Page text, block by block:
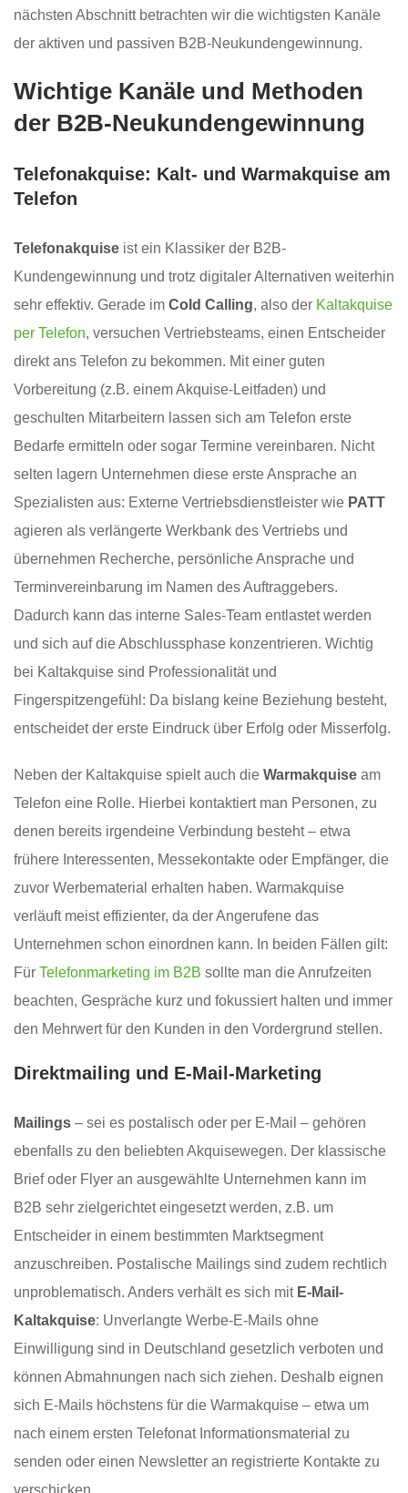
nächsten Abschnitt betrachten wir die wichtigsten Kanäle
der aktiven und passiven B2B-Neukundengewinnung.
Wichtige Kanäle und Methoden
der B2B-Neukundengewinnung
Telefonakquise: Kalt- und Warmakquise am
Telefon
Telefonakquise ist ein Klassiker der B2B-
Kundengewinnung und trotz digitaler Alternativen weiterhin
sehr effektiv. Gerade im Cold Calling, also der Kaltakquise
per Telefon, versuchen Vertriebsteams, einen Entscheider
direkt ans Telefon zu bekommen. Mit einer guten
Vorbereitung (z.B. einem Akquise-Leitfaden) und
geschulten Mitarbeitern lassen sich am Telefon erste
Bedarfe ermitteln oder sogar Termine vereinbaren. Nicht
selten lagern Unternehmen diese erste Ansprache an
Spezialisten aus: Externe Vertriebsdienstleister wie PATT
agieren als verlängerte Werkbank des Vertriebs und
übernehmen Recherche, persönliche Ansprache und
Terminvereinbarung im Namen des Auftraggebers.
Dadurch kann das interne Sales-Team entlastet werden
und sich auf die Abschlussphase konzentrieren. Wichtig
bei Kaltakquise sind Professionalität und
Fingerspitzengefühl: Da bislang keine Beziehung besteht,
entscheidet der erste Eindruck über Erfolg oder Misserfolg.
Neben der Kaltakquise spielt auch die Warmakquise am
Telefon eine Rolle. Hierbei kontaktiert man Personen, zu
denen bereits irgendeine Verbindung besteht – etwa
frühere Interessenten, Messekontakte oder Empfänger, die
zuvor Werbematerial erhalten haben. Warmakquise
verläuft meist effizienter, da der Angerufene das
Unternehmen schon einordnen kann. In beiden Fällen gilt:
Für Telefonmarketing im B2B sollte man die Anrufzeiten
beachten, Gespräche kurz und fokussiert halten und immer
den Mehrwert für den Kunden in den Vordergrund stellen.
Direktmailing und E-Mail-Marketing
Mailings – sei es postalisch oder per E-Mail – gehören
ebenfalls zu den beliebten Akquisewegen. Der klassische
Brief oder Flyer an ausgewählte Unternehmen kann im
B2B sehr zielgerichtet eingesetzt werden, z.B. um
Entscheider in einem bestimmten Marktsegment
anzuschreiben. Postalische Mailings sind zudem rechtlich
unproblematisch. Anders verhält es sich mit E-Mail-
Kaltakquise: Unverlangte Werbe-E-Mails ohne
Einwilligung sind in Deutschland gesetzlich verboten und
können Abmahnungen nach sich ziehen. Deshalb eignen
sich E-Mails höchstens für die Warmakquise – etwa um
nach einem ersten Telefonat Informationsmaterial zu
senden oder einen Newsletter an registrierte Kontakte zu
verschicken.